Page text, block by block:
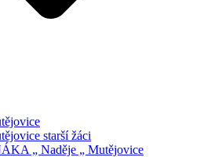
starší žáci
„ Naděje „ Mutějovice